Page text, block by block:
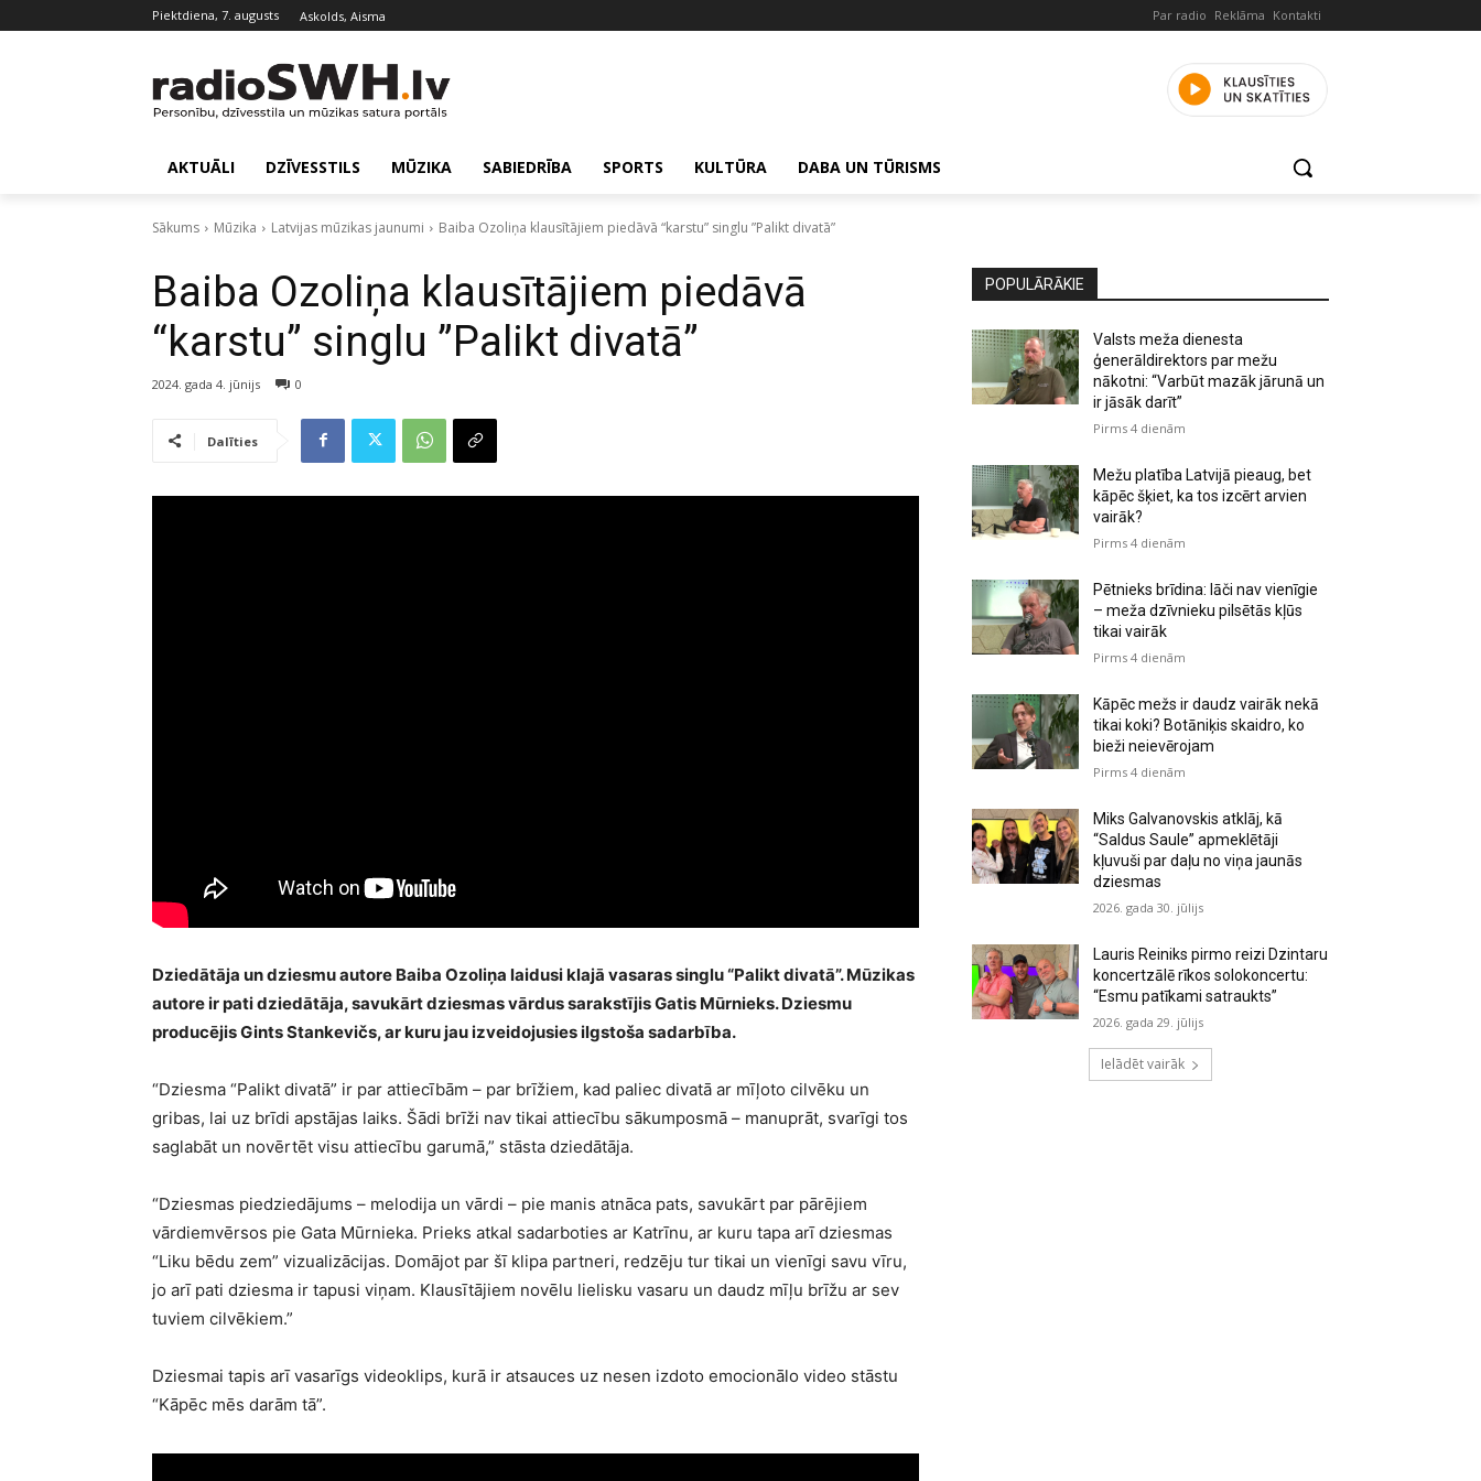
piektdiena, 7. augusts Askolds, Aisma Par radio Reklāma Kontakti
AKTUĀLI DZĪVESSTILS MŪZIKA SABIEDRĪBA SPORTS KULTŪRA DABA UN TŪRISMS
Sākums Mūzika Latvijas mūzikas jaunumi Baiba Ozoliņa klausītājiem piedāvā “karstu” singlu ”Palikt divatā”
Baiba Ozoliņa klausītājiem piedāvā
“karstu” singlu ”Palikt divatā”
2024. gada 4. jūnijs 0
Dalīties
Dziedātāja un dziesmu autore Baiba Ozoliņa laidusi klajā vasaras singlu “Palikt divatā”. Mūzikas
autore ir pati dziedātāja, savukārt dziesmas vārdus sarakstījis Gatis Mūrnieks. Dziesmu
producējis Gints Stankevičs, ar kuru jau izveidojusies ilgstoša sadarbība.
“Dziesma “Palikt divatā” ir par attiecībām – par brīžiem, kad paliec divatā ar mīļoto cilvēku un
gribas, lai uz brīdi apstājas laiks. Šādi brīži nav tikai attiecību sākumposmā – manuprāt, svarīgi tos
saglabāt un novērtēt visu attiecību garumā,” stāsta dziedātāja.
“Dziesmas piedziedājums – melodija un vārdi – pie manis atnāca pats, savukārt par pārējiem
vārdiemvērsos pie Gata Mūrnieka. Prieks atkal sadarboties ar Katrīnu, ar kuru tapa arī dziesmas
“Liku bēdu zem” vizualizācijas. Domājot par šī klipa partneri, redzēju tur tikai un vienīgi savu vīru,
jo arī pati dziesma ir tapusi viņam. Klausītājiem novēlu lielisku vasaru un daudz mīļu brīžu ar sev
tuviem cilvēkiem.”
Dziesmai tapis arī vasarīgs videoklips, kurā ir atsauces uz nesen izdoto emocionālo video stāstu
“Kāpēc mēs darām tā”.
POPULĀRĀKIE
Valsts meža dienesta
ģenerāldirektors par mežu
nākotni: “Varbūt mazāk jārunā un
ir jāsāk darīt”
Pirms 4 dienām
Mežu platība Latvijā pieaug, bet
kāpēc šķiet, ka tos izcērt arvien
vairāk?
Pirms 4 dienām
Pētnieks brīdina: lāči nav vienīgie
– meža dzīvnieku pilsētās kļūs
tikai vairāk
Pirms 4 dienām
Kāpēc mežs ir daudz vairāk nekā
tikai koki? Botāniķis skaidro, ko
bieži neievērojam
Pirms 4 dienām
Miks Galvanovskis atklāj, kā
“Saldus Saule” apmeklētāji
kļuvuši par daļu no viņa jaunās
dziesmas
2026. gada 30. jūlijs
Lauris Reiniks pirmo reizi Dzintaru
koncertzālē rīkos solokoncertu:
“Esmu patīkami satraukts”
2026. gada 29. jūlijs
Ielādēt vairāk